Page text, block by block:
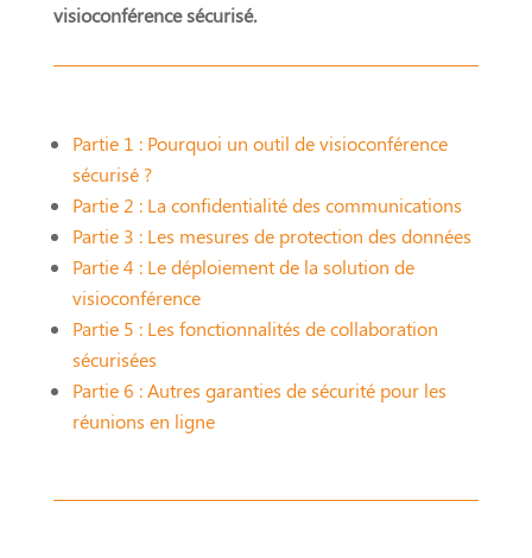
visioconférence sécurisé.
Partie 1 : Pourquoi un outil de visioconférence
sécurisé ?
Partie 2 : La confidentialité des communications
Partie 3 : Les mesures de protection des données
Partie 4 : Le déploiement de la solution de
visioconférence
Partie 5 : Les fonctionnalités de collaboration
sécurisées
Partie 6 : Autres garanties de sécurité pour les
réunions en ligne